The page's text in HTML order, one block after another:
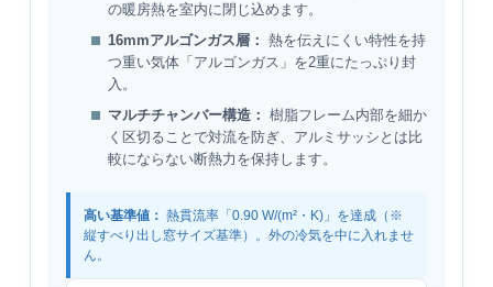
の暖房熱を室内に閉じ込めます。
16mmアルゴンガス層： 熱を伝えにくい特性を持
つ重い気体「アルゴンガス」を2重にたっぷり封
入。
マルチチャンバー構造： 樹脂フレーム内部を細か
く区切ることで対流を防ぎ、アルミサッシとは比
較にならない断熱力を保持します。
高い基準値： 熱貫流率「0.90 W/(m²・K)」を達成（※
縦すべり出し窓サイズ基準）。外の冷気を中に入れませ
ん。